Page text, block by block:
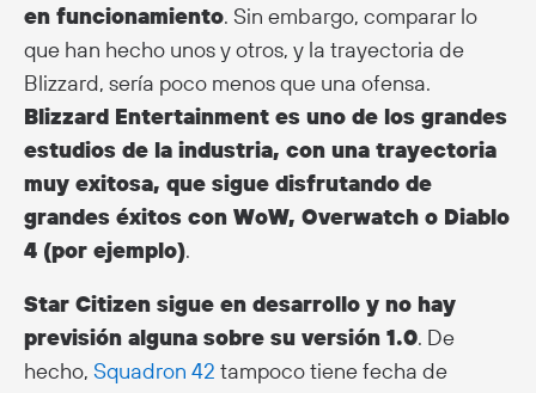
en funcionamiento. Sin embargo, comparar lo
que han hecho unos y otros, y la trayectoria de
Blizzard, sería poco menos que una ofensa.
Blizzard Entertainment es uno de los grandes
estudios de la industria, con una trayectoria
muy exitosa, que sigue disfrutando de
grandes éxitos con WoW, Overwatch o Diablo
4 (por ejemplo).
Star Citizen sigue en desarrollo y no hay
previsión alguna sobre su versión 1.0. De
hecho, Squadron 42 tampoco tiene fecha de